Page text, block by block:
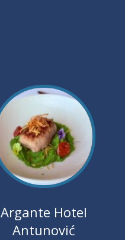
Argante Hotel
Antunović